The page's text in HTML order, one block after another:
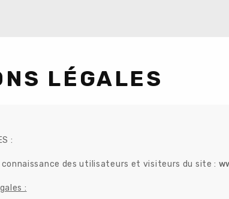
LÉGALES
:
connaissance des utilisateurs et visiteurs du site :
: